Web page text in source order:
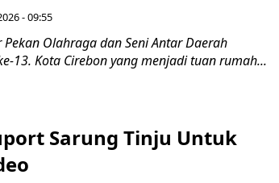
- 09:55
Olahraga dan Seni Antar Daerah
13. Kota Cirebon yang menjadi tuan rumah...
Sarung Tinju Untuk